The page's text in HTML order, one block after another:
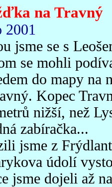
na Travný
2001
jsme se s
se mohli
do mapy na
Kopec
nižší, než
zabíračka...
jsme z
údolí
jsme dojeli až